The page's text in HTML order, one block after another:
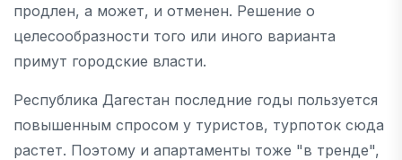
продлен, а может, и отменен. Решение о
целесообразности того или иного варианта
примут городские власти.
Республика Дагестан последние годы пользуется
повышенным спросом у туристов, турпоток сюда
растет. Поэтому и апартаменты тоже "в тренде",